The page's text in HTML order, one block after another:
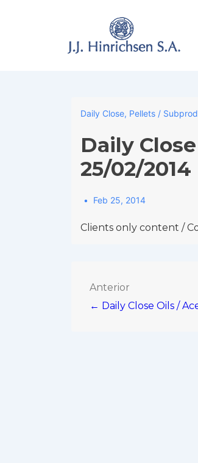
Daily Close, Pellets /
Daily
25/02/2014
Feb 25, 2014
Clients only content /
Navegación
de
Anterior
← Daily Close Oils /